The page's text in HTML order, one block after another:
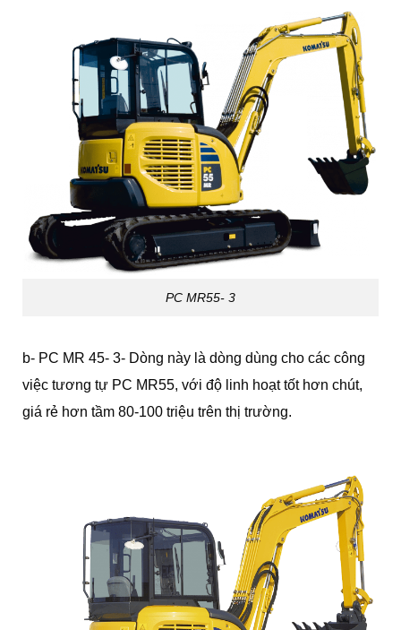
PC MR55- 3
b- PC MR 45- 3- Dòng này là dòng dùng cho các công
việc tương tự PC MR55, với độ linh hoạt tốt hơn chút,
giá rẻ hơn tầm 80-100 triệu trên thị trường.